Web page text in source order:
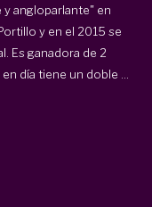
angloparlante" en
y en el 2015 se
Es ganadora de 2
día tiene un doble ...